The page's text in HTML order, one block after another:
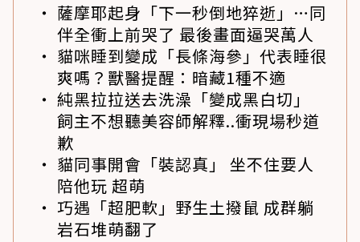
薩摩耶起身「下一秒倒地猝逝」…同
伴全衝上前哭了 最後畫面逼哭萬人
貓咪睡到變成「長條海參」代表睡很
爽嗎？獸醫提醒：暗藏1種不適
純黑拉拉送去洗澡「變成黑白切」
飼主不想聽美容師解釋..衝現場秒道
歉
貓同事開會「裝認真」 坐不住要人
陪他玩 超萌
巧遇「超肥軟」野生土撥鼠 成群躺
岩石堆萌翻了